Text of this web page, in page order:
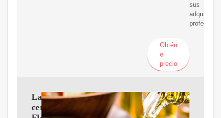
sus
Obtén
el
precio
La
centrífuga